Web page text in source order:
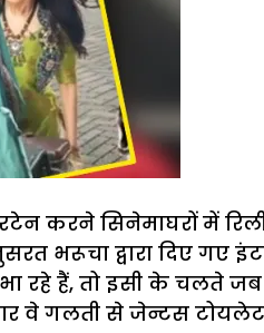
करने सिनेमाघरों में
भरूचा द्वारा दिए
रहे हैं, तो इसी के चलते
वे गलती से जेन्टस